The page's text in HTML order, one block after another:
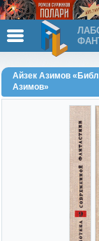
Айзек Азимов
Азимов»